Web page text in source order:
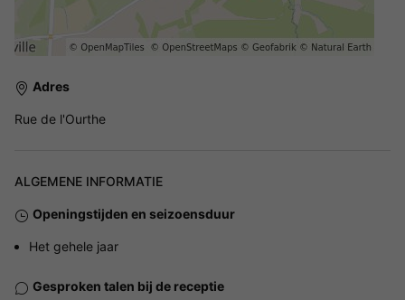
Adres
Rue de l'Ourthe
ALGEMENE INFORMATIE
Openingstijden en seizoensduur
Het gehele jaar
Gesproken talen bij de receptie